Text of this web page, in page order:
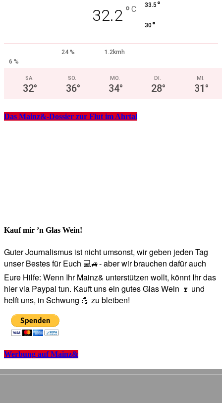
32.2 ° C 33.5 °
30°
24 %
1.2kmh
6 %
SA.
32°
SO.
36°
MO.
34°
DI.
28°
MI.
31°
Das Mainz&-Dossier zur Flut im Ahrtal
Kauf mir ’n Glas Wein!
Guter Journalismus ist nicht umsonst, wir geben jeden Tag
unser Bestes für Euch 💻🚙- aber wir brauchen dafür auch
Eure Hilfe: Wenn Ihr Mainz& unterstützen wollt, könnt Ihr das
hier via Paypal tun. Kauft uns ein gutes Glas Wein 🍷 und
helft uns, in Schwung 💪 zu bleiben!
Werbung auf Mainz&